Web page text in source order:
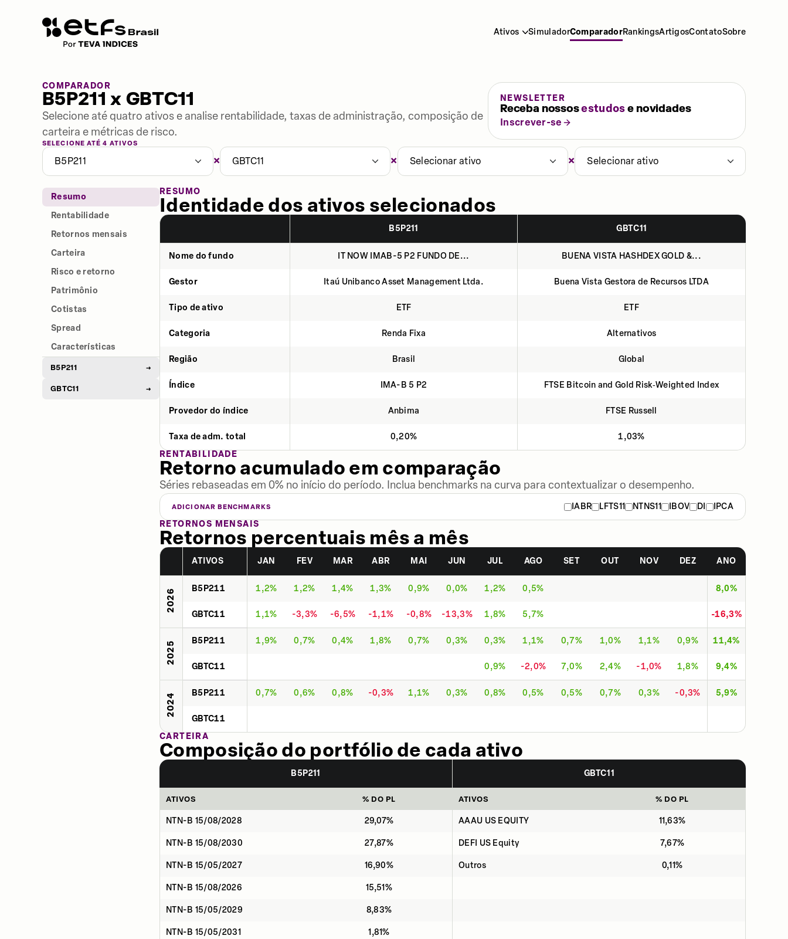
Ativos SimuladorComparadorRankingsArtigosContatoSobre
COMPARADOR
B5P211 x GBTC11
Selecione até quatro ativos e analise rentabilidade, taxas de administração, composição de
carteira e métricas de risco.
NEWSLETTER
Receba nossosestudose novidades
Inscrever-se
SELECIONE ATÉ 4 ATIVOS
B5P211 × GBTC11 × Selecionar ativo × Selecionar ativo
Resumo
Rentabilidade
Retornos mensais
Carteira
Risco e retorno
Patrimônio
Cotistas
Spread
Características
B5P211 →
GBTC11 →
RESUMO
Identidade dos ativos selecionados
B5P211 GBTC11
Nome do fundo IT NOW IMAB-5 P2 FUNDO DE... BUENA VISTA HASHDEX GOLD &...
Gestor Itaú Unibanco Asset Management Ltda. Buena Vista Gestora de Recursos LTDA
Tipo de ativo ETF ETF
Categoria Renda Fixa Alternativos
Região Brasil Global
Índice IMA-B 5 P2 FTSE Bitcoin and Gold Risk‑Weighted Index
Provedor do índice Anbima FTSE Russell
Taxa de adm. total 0,20%
1,03%
RENTABILIDADE
Retorno acumulado em comparação
Séries rebaseadas em 0% no início do período. Inclua benchmarks na curva para contextualizar o desempenho.
ADICIONAR BENCHMARKS IABR LFTS11 NTNS11 IBOV DI
IPCA
RETORNOS MENSAIS
Retornos percentuais mês a mês
ATIVOS JAN FEV MAR ABR MAI JUN JUL AGO SET OUT NOV DEZ ANO
2026 B5P211 1,2% 1,2% 1,4% 1,3% 0,9% 0,0% 1,2% 0,5% 8,0%
GBTC11 1,1% -3,3% -6,5% -1,1% -0,8% -13,3% 1,8% 5,7% -16,3%
2025 B5P211 1,9% 0,7% 0,4% 1,8% 0,7% 0,3% 0,3% 1,1% 0,7% 1,0% 1,1% 0,9% 11,4%
GBTC11 0,9% -2,0% 7,0% 2,4% -1,0% 1,8% 9,4%
2024 B5P211 0,7% 0,6% 0,8% -0,3% 1,1% 0,3% 0,8% 0,5% 0,5% 0,7% 0,3% -0,3% 5,9%
GBTC11
CARTEIRA
Composição do portfólio de cada ativo
B5P211 GBTC11
ATIVOS % DO PL ATIVOS % DO PL
NTN-B 15/08/2028 29,07% AAAU US EQUITY 11,63%
NTN-B 15/08/2030 27,87% DEFI US Equity 7,67%
NTN-B 15/05/2027 16,90% Outros 0,11%
NTN-B 15/08/2026 15,51%
NTN-B 15/05/2029 8,83%
NTN-B 15/05/2031 1,81%